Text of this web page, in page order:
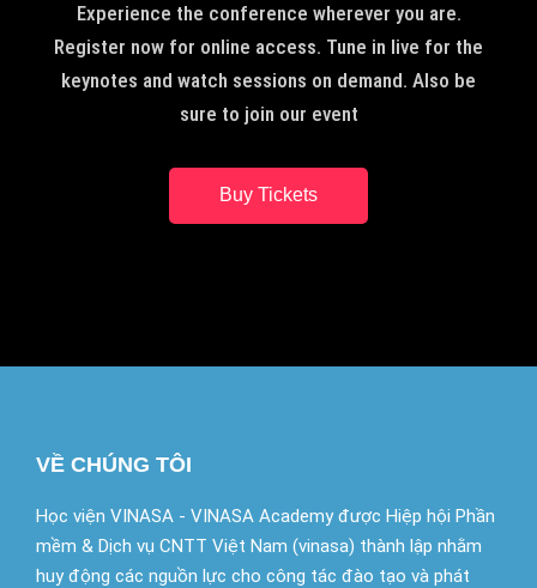
Experience the conference wherever you are.
Register now for online access. Tune in live for the
keynotes and watch sessions on demand. Also be
sure to join our event
Buy Tickets
VỀ CHÚNG TÔI
Học viện VINASA - VINASA Academy được Hiệp hội Phần
mềm & Dịch vụ CNTT Việt Nam (vinasa) thành lập nhằm
huy động các nguồn lực cho công tác đào tạo và phát